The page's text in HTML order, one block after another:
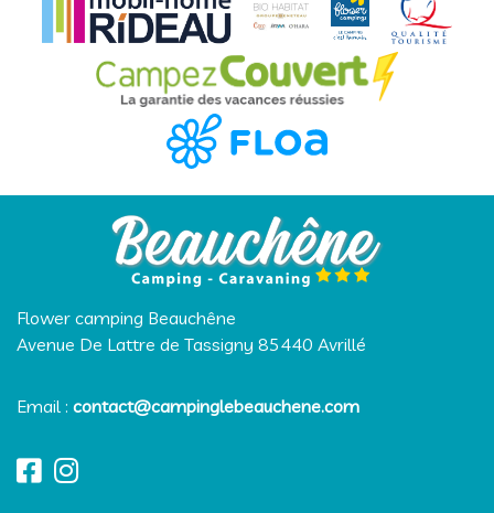
Flower camping Beauchêne
Avenue De Lattre de Tassigny 85440 Avrillé
Email : contact@campinglebeauchene.com